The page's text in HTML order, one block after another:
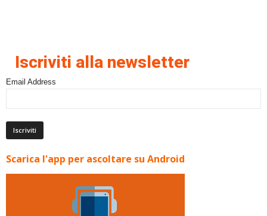
Iscriviti alla newsletter
Email Address
Scarica l'app per ascoltare su Android